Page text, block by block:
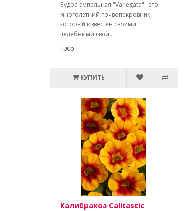
Будра ампельная "Variegata" - это
многолетний почвопокровник,
который известен своими
целебными свой..
100р.
КУПИТЬ
Калибрахоа Calitastic